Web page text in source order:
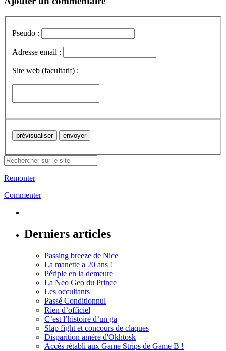
Pseudo :
Adresse email :
Site web (facultatif) :
Remonter
Commenter
Derniers articles
Passing breeze de Nice
La manette a 20 ans !
Périple en la demeure
La Neo Geo du Prince
Les occultants
Passé Conditionnul
Rien d’officiel
C’est l’histoire d’un ga
Slap fight et concours de claques
Disparition amère d'Okhtosk
Accès rétabli aux Game Strips de Game B !